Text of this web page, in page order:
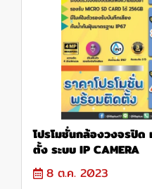
โปรโมชั่นกล้องวงจรปิ
ตั้ง ระบบ IP CAMERA
8 ต.ค. 2023